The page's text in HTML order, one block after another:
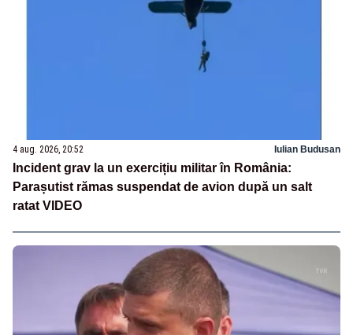
4 aug. 2026, 20:52 Iulian Budusan
Incident grav la un exercițiu militar în România:
Parașutist rămas suspendat de avion după un salt
ratat VIDEO